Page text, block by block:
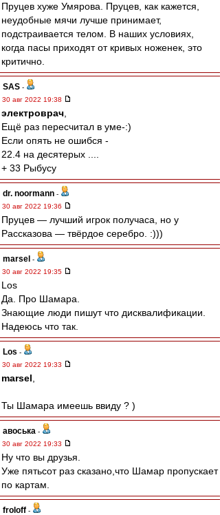
Пруцев хуже Умярова. Пруцев, как кажется,
неудобные мячи лучше принимает,
подстраивается телом. В наших условиях,
когда пасы приходят от кривых ноженек, это
критично.
SAS -
30 авг 2022 19:38
электроврач
Ещё раз пересчитал в уме-:)
Если опять не ошибся -
22.4 на десятерых ....
+ 33 Рыбусу
dr. noormann -
30 авг 2022 19:36
Пруцев — лучший игрок получаса, но у
Рассказова — твёрдое серебро. :)))
marsel -
30 авг 2022 19:35
Los
Да. Про Шамара.
Знающие люди пишут что дисквалификации.
Надеюсь что так.
Los -
30 авг 2022 19:33
marsel
Ты Шамара имеешь ввиду ? )
авоська -
30 авг 2022 19:33
Ну что вы друзья.
Уже пятьсот раз сказано,что Шамар пропускает
по картам.
froloff -